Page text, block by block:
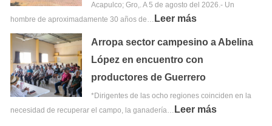
Acapulco; Gro,. A 5 de agosto del 2026.- Un
hombre de aproximadamente 30 años de… Leer más
Arropa sector campesino a Abelina
López en encuentro con
productores de Guerrero
*Dirigentes de las ocho regiones coinciden en la
necesidad de recuperar el campo, la ganadería… Leer más